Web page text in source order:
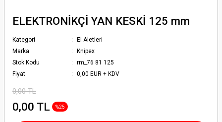
ELEKTRONİKÇİ YAN KESKİ 125 mm
Kategori
El Aletleri
Marka
Knipex
Stok Kodu
rm_76 81 125
Fiyat
0,00 EUR + KDV
0,00 TL
0,00 TL %25